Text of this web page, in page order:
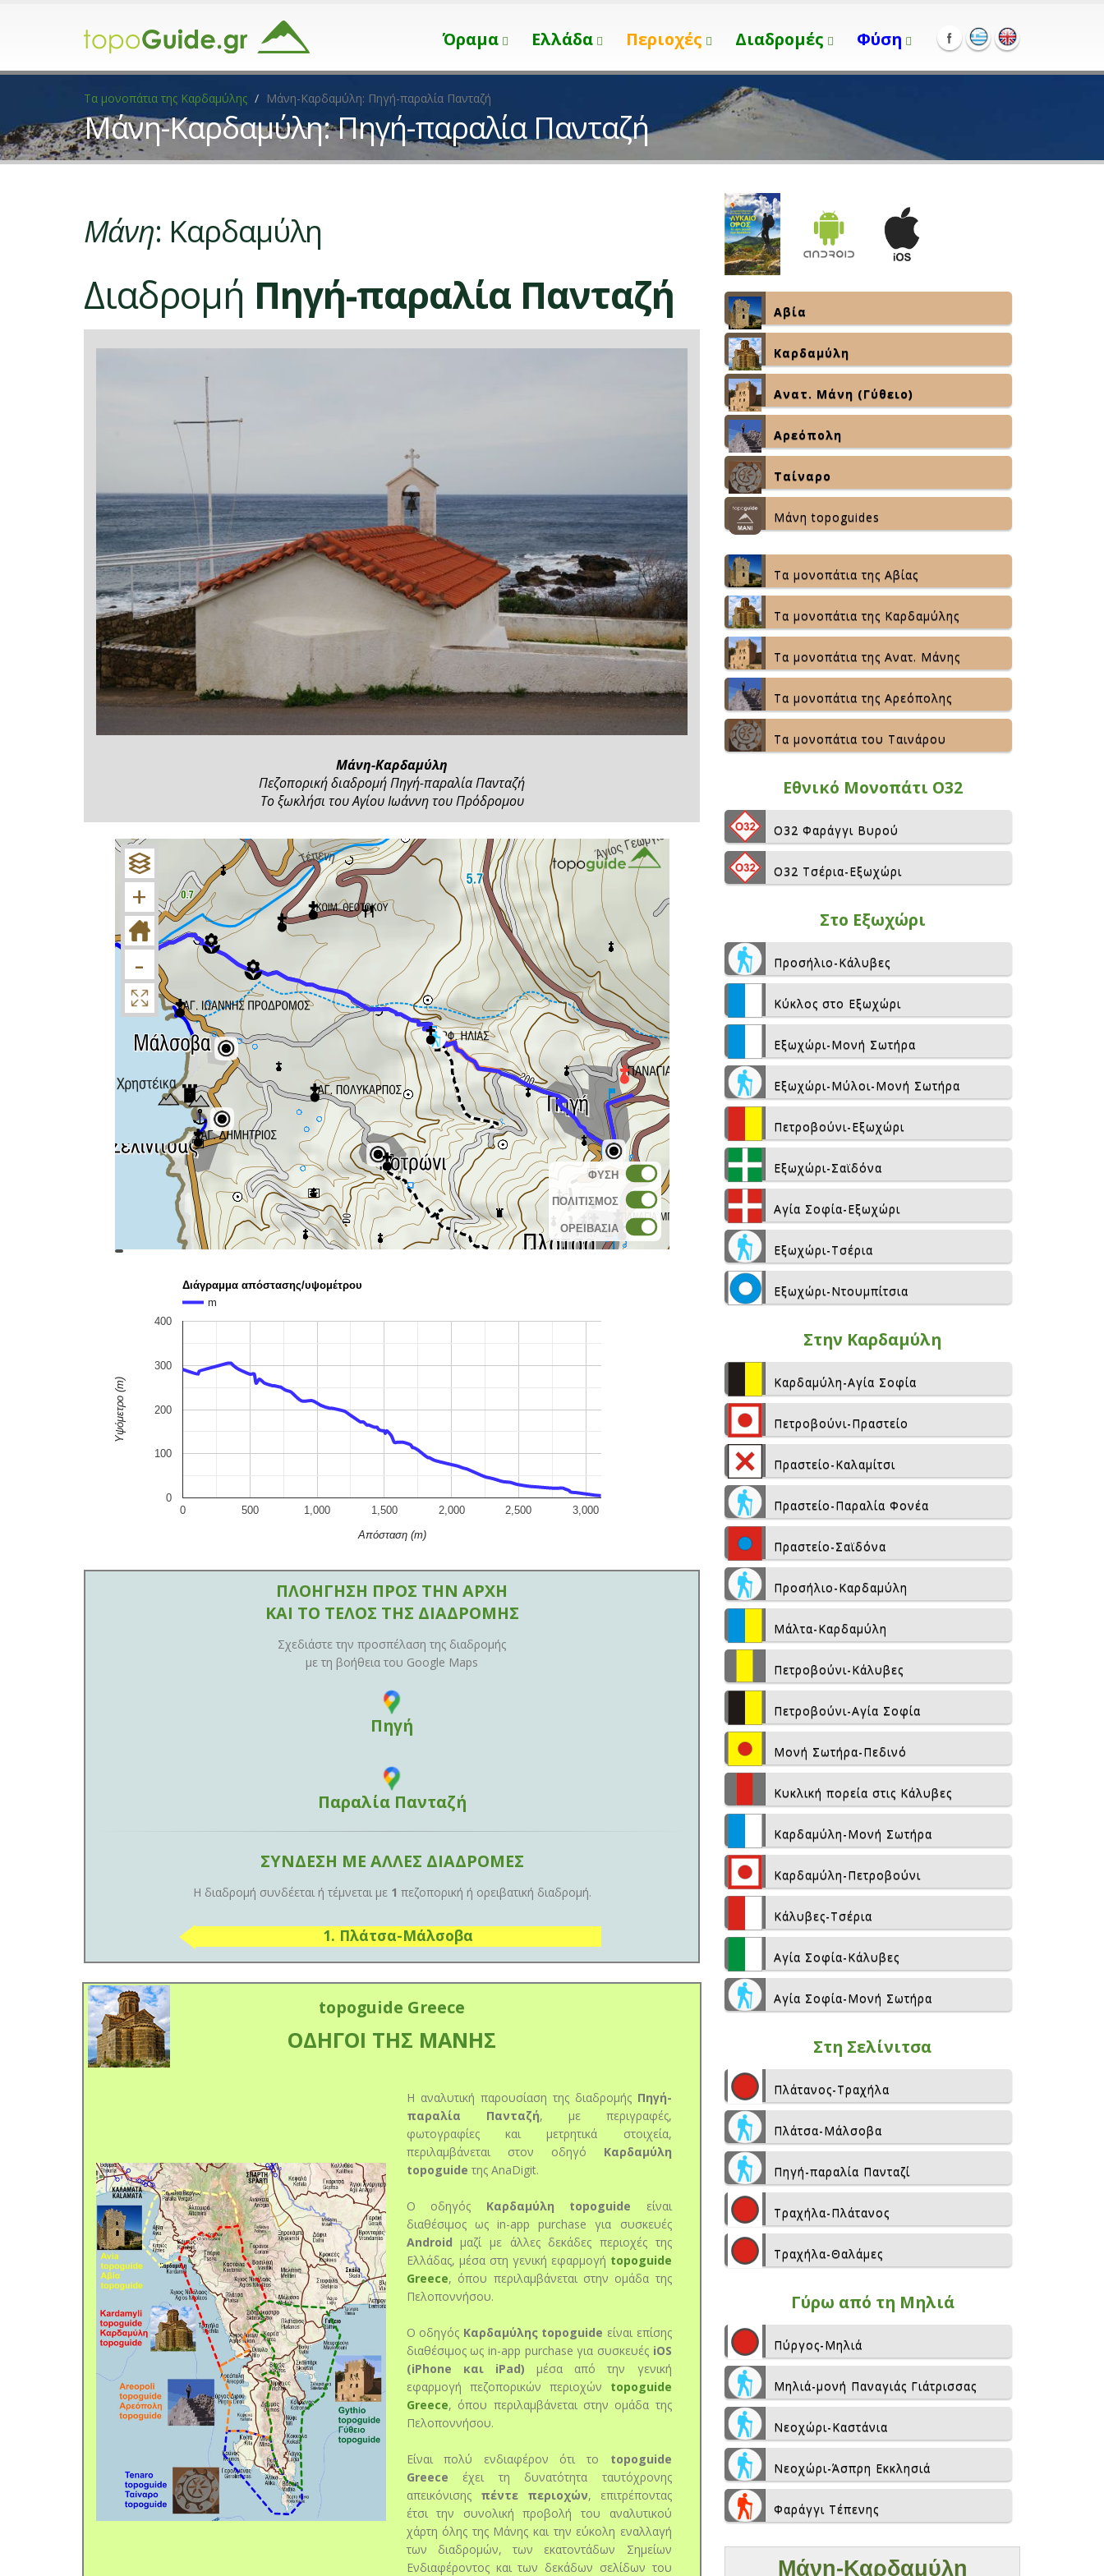
Όραμα Ελλάδα Περιοχές Διαδρομές Φύση
Τα μονοπάτια της Καρδαμύλης Μάνη-Καρδαμύλη: Πηγή-παραλία Πανταζή
Μάνη-Καρδαμύλη: Πηγή-παραλία Πανταζή
Μάνη: Καρδαμύλη
Διαδρομή Πηγή-παραλία Πανταζή
Μάνη-Καρδαμύλη
Πεζοπορική διαδρομή Πηγή-παραλία Πανταζή
Το ξωκλήσι του Αγίου Ιωάννη του Πρόδρομου
+
−
ΦΥΣΗ
ΠΟΛΙΤΙΣΜΟΣ
ΟΡΕΙΒΑΣΙΑ
topoguide
+
-
Διάγραμμα απόστασης/υψομέτρου
m
0 500 1,000 1,500 2,000 2,500 3,000
0
100
200
300
400
Απόσταση (m)
Υψόμετρο (m)
ΠΛΟΗΓΗΣΗ ΠΡΟΣ ΤΗΝ ΑΡΧΗ
ΚΑΙ ΤΟ ΤΕΛΟΣ ΤΗΣ ΔΙΑΔΡΟΜΗΣ
Σχεδιάστε την προσπέλαση της διαδρομής
με τη βοήθεια του Google Maps
Πηγή
Παραλία Πανταζή
ΣΥΝΔΕΣΗ ΜΕ ΑΛΛΕΣ ΔΙΑΔΡΟΜΕΣ
Η διαδρομή συνδέεται ή τέμνεται με 1 πεζοπορική ή ορειβατική διαδρομή.
1. Πλάτσα-Μάλσοβα
topoguide Greece
ΟΔΗΓΟΙ ΤΗΣ ΜΑΝΗΣ
Η αναλυτική παρουσίαση της διαδρομής Πηγή-
παραλία Πανταζή, με περιγραφές,
φωτογραφίες και μετρητικά στοιχεία,
περιλαμβάνεται στον οδηγό Καρδαμύλη
topoguide της AnaDigit.
Ο οδηγός Καρδαμύλη topoguide είναι
διαθέσιμος ως in-app purchase για συσκευές
Android μαζί με άλλες δεκάδες περιοχές της
Ελλάδας, μέσα στη γενική εφαρμογή topoguide
Greece, όπου περιλαμβάνεται στην ομάδα της
Πελοποννήσου.
Ο οδηγός Καρδαμύλης topoguide είναι επίσης
διαθέσιμος ως in-app purchase για συσκευές iOS
(iPhone και iPad) μέσα από την γενική
εφαρμογή πεζοπορικών περιοχών topoguide
Greece, όπου περιλαμβάνεται στην ομάδα της
Πελοποννήσου.
Είναι πολύ ενδιαφέρον ότι το topoguide
Greece έχει τη δυνατότητα ταυτόχρονης
απεικόνισης πέντε περιοχών, επιτρέποντας
έτσι την συνολική προβολή του αναλυτικού
χάρτη όλης της Μάνης και την εύκολη εναλλαγή
των διαδρομών, των εκατοντάδων Σημείων
Ενδιαφέροντος και των δεκάδων σελίδων του
Αβία
Καρδαμύλη
Ανατ. Μάνη (Γύθειο)
Αρεόπολη
Ταίναρο
Μάνη topoguides
Τα μονοπάτια της Αβίας
Τα μονοπάτια της Καρδαμύλης
Τα μονοπάτια της Ανατ. Μάνης
Τα μονοπάτια της Αρεόπολης
Τα μονοπάτια του Ταινάρου
Εθνικό Μονοπάτι Ο32
O32 Φαράγγι Βυρού
O32 Τσέρια-Εξωχώρι
Στο Εξωχώρι
Προσήλιο-Κάλυβες
Κύκλος στο Εξωχώρι
Εξωχώρι-Μονή Σωτήρα
Εξωχώρι-Μύλοι-Μονή Σωτήρα
Πετροβούνι-Εξωχώρι
Εξωχώρι-Σαϊδόνα
Αγία Σοφία-Εξωχώρι
Εξωχώρι-Τσέρια
Εξωχώρι-Ντουμπίτσια
Στην Καρδαμύλη
Καρδαμύλη-Αγία Σοφία
Πετροβούνι-Πραστείο
Πραστείο-Καλαμίτσι
Πραστείο-Παραλία Φονέα
Πραστείο-Σαϊδόνα
Προσήλιο-Καρδαμύλη
Μάλτα-Καρδαμύλη
Πετροβούνι-Κάλυβες
Πετροβούνι-Αγία Σοφία
Μονή Σωτήρα-Πεδινό
Κυκλική πορεία στις Κάλυβες
Καρδαμύλη-Μονή Σωτήρα
Καρδαμύλη-Πετροβούνι
Κάλυβες-Τσέρια
Αγία Σοφία-Κάλυβες
Αγία Σοφία-Μονή Σωτήρα
Στη Σελίνιτσα
Πλάτανος-Τραχήλα
Πλάτσα-Μάλσοβα
Πηγή-παραλία Πανταζί
Τραχήλα-Πλάτανος
Τραχήλα-Θαλάμες
Γύρω από τη Μηλιά
Πύργος-Μηλιά
Μηλιά-μονή Παναγιάς Γιάτρισσας
Νεοχώρι-Καστάνια
Νεοχώρι-Άσπρη Εκκλησιά
Φαράγγι Τέπενης
Μάνη-Καρδαμύλη